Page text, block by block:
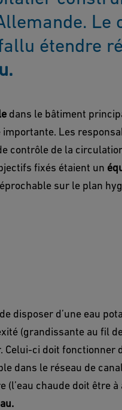
Le
étendre
dans le bâtiment
Les
contrôle de la
fixés étaient un
sur le plan
disposer d’une eau
(grandissante au fil
ci doit fonctionner
dans le réseau de
chaude doit être à